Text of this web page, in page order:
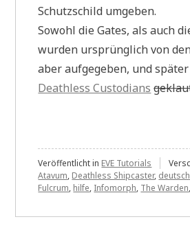
Schutzschild umgeben.
Sowohl die Gates, als auch
wurden ursprünglich von
aber aufgegeben, und
Deathless Custodians
Veröffentlicht in EVE Tutorials
Atavum, Deathless Shipcaster, deutsch
Fulcrum, hilfe, Infomorph, The Warden